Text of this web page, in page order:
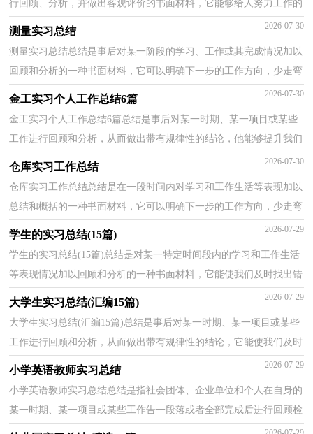
行回顾、分析，并做出客观评价的书面材料，它能够给人努力工作的
动力，因此我们需要回头归纳，写一份总结了。你想知...
测量实习总结 2026-07-30
测量实习总结总结是事后对某一阶段的学习、工作或其完成情况加以
回顾和分析的一种书面材料，它可以明确下一步的工作方向，少走弯
路，少犯错误，提高工作效益，不如静下心来好好写写总...
金工实习个人工作总结6篇 2026-07-30
金工实习个人工作总结6篇总结是事后对某一时期、某一项目或某些
工作进行回顾和分析，从而做出带有规律性的结论，他能够提升我们
的书面表达能力，不如我们来制定一份总结吧。那么...
仓库实习工作总结 2026-07-30
仓库实习工作总结总结是在一段时间内对学习和工作生活等表现加以
总结和概括的一种书面材料，它可以明确下一步的工作方向，少走弯
路，少犯错误，提高工作效益，为此我们要做好回顾，写好...
学生的实习总结(15篇) 2026-07-29
学生的实习总结(15篇)总结是对某一特定时间段内的学习和工作生活
等表现情况加以回顾和分析的一种书面材料，它能使我们及时找出错
误并改正，我想我们需要写一份总结了吧。那么总...
大学生实习总结(汇编15篇) 2026-07-29
大学生实习总结(汇编15篇)总结是事后对某一时期、某一项目或某些
工作进行回顾和分析，从而做出带有规律性的结论，它能使我们及时
找出错误并改正，为此我们要做好回顾，写好总结。但...
小学英语教师实习总结 2026-07-29
小学英语教师实习总结总结是指社会团体、企业单位和个人在自身的
某一时期、某一项目或某些工作告一段落或者全部完成后进行回顾检
查、分析评价，从而肯定成绩，得到经验，找出差距...